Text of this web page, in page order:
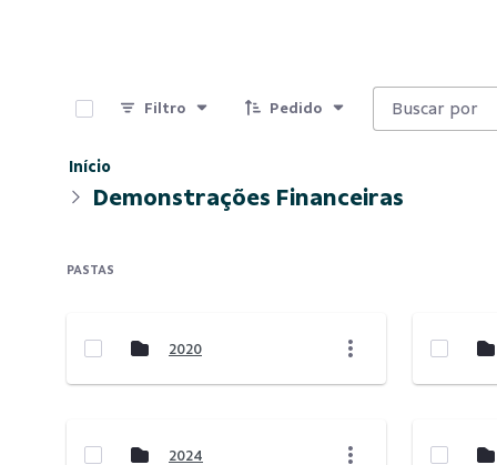
Filtro Pedido
Início
Demonstrações Financeiras
PASTAS
2020
2024